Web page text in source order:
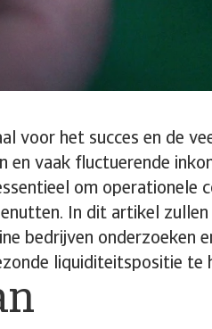
voor het succes en de
en vaak fluctuerende
om operationele
In dit artikel
bedrijven onderzoeken
liquiditeitspositie te